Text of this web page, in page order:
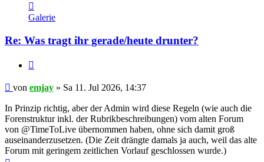
von
emjay
Galerie
Re: Was tragt ihr gerade/heute drunter?
Beitrag
von emjay » Sa 11. Jul 2026, 14:37
In Prinzip richtig, aber der Admin wird diese Regeln (wie auch die
Forenstruktur inkl. der Rubrikbeschreibungen) vom alten Forum
von @TimeToLive übernommen haben, ohne sich damit groß
auseinanderzusetzen. (Die Zeit drängte damals ja auch, weil das alte
Forum mit geringem zeitlichen Vorlauf geschlossen wurde.)